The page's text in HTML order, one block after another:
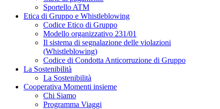
Sportello ATM
Etica di Gruppo e Whistleblowing
Codice Etico di Gruppo
Modello organizzativo 231/01
Il sistema di segnalazione delle violazioni
(Whistleblowing)
Codice di Condotta Anticorruzione di Gruppo
La Sostenibilità
La Sostenibilità
Cooperativa Momenti insieme
Chi Siamo
Programma Viaggi